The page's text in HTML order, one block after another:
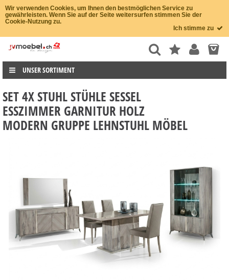
Wir verwenden Cookies, um Ihnen den bestmöglichen Service zu
gewährleisten. Wenn Sie auf der Seite weitersurfen stimmen Sie der
Cookie-Nutzung zu.
Ich stimme zu
UNSER SORTIMENT
SET 4X STUHL STÜHLE SESSEL
ESSZIMMER GARNITUR HOLZ
MODERN GRUPPE LEHNSTUHL MÖBEL